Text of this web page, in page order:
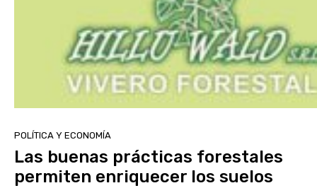
POLÍTICA Y ECONOMÍA
Las buenas prácticas forestales
permiten enriquecer los suelos